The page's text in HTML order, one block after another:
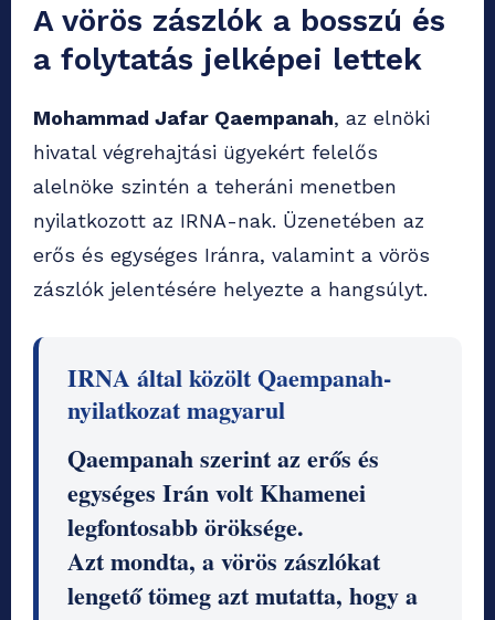
A vörös zászlók a bosszú és
a folytatás jelképei lettek
Mohammad Jafar Qaempanah, az elnöki
hivatal végrehajtási ügyekért felelős
alelnöke szintén a teheráni menetben
nyilatkozott az IRNA-nak. Üzenetében az
erős és egységes Iránra, valamint a vörös
zászlók jelentésére helyezte a hangsúlyt.
IRNA által közölt Qaempanah-
nyilatkozat magyarul
Qaempanah szerint az erős és
egységes Irán volt Khamenei
legfontosabb öröksége.
Azt mondta, a vörös zászlókat
lengető tömeg azt mutatta, hogy a